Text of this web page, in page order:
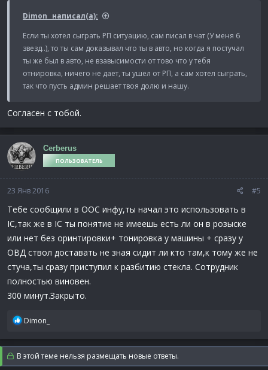
Фотография
Фотография
Dimon_ написал(а):
Если ты хотел сыграть РП ситуацию, сам писал в чат (У меня 6
звезд..), то ты сам доказывал что ты в авто, но когда я постучал
ты же был в авто, не взавысимости от тово что у тебя
отнировка, ничего не дает, ты ушел от РП, а сам хотел сыграть,
так что пусть админ решает твоя долю и нашу.
Согласен с тобой.
Cerberus
ПОЛЬЗОВАТЕЛЬ
23 Янв 2016 #5
Тебе сообщили в ООС инфу,ты начал это использовать в
IC,так же в IC ты понятие не имеешь есть ли он в розыске
или нет без оринтировки+ тонировка у машины + сразу у
ОВД ствол доставать не зная сидит ли кто там,к тому же не
стуча,ты сразу приступил к разбитию стекла. Сотрудник
полностью виновен.
300 минут.Закрыто.
Р
а
к
ц
Dimon_
В этой теме нельзя размещать новые ответы.